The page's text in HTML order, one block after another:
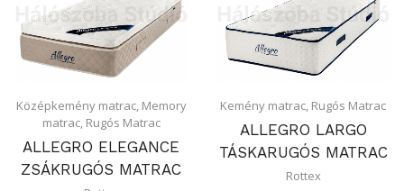
Középkemény matrac, Memory
matrac, Rugós Matrac
ALLEGRO ELEGANCE
ZSÁKRUGÓS MATRAC
Kemény matrac, Rugós Matrac
ALLEGRO LARGO
TÁSKARUGÓS MATRAC
Rottex